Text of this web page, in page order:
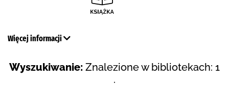
Więcej informacji
Wyszukiwanie: Znalezione w bibliotekach: 1
.